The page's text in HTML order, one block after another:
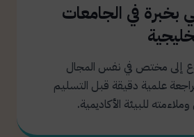
بخبرة في الجامعات
إلى مختص في نفس المجال
علمية دقيقة قبل التسليم
للبيئة الأكاديمية.